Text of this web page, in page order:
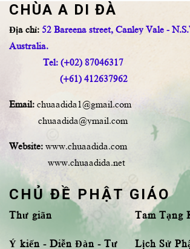
CHÙA A DI ĐÀ
Địa chỉ: 52 Bareena street, Canley Vale -
Australia.
Tel: (+02) 87046317
(+61) 412637962
Email: chuaadida1@gmail.com
chuaadida@ymail.com
Website: www.chuaadida.com
www.chuaadida.net
CHỦ ĐỀ PHẬT GIÁO
Thư giãn
Ý kiến - Diễn Đàn - Tư
Tam Tạng
Lịch Sử